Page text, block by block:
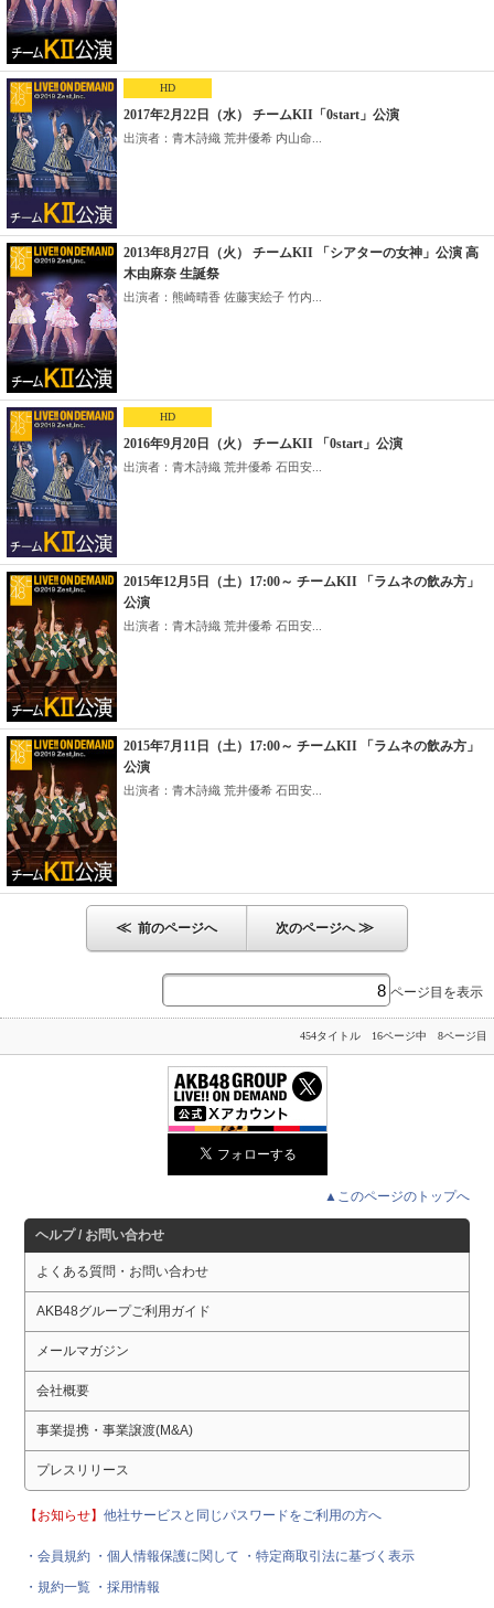
HD
2017年2月22日（水） チームKII「0start」公演
出演者：青木詩織 荒井優希 内山命...
2013年8月27日（火） チームKII 「シアターの女神」公演 高
木由麻奈 生誕祭
出演者：熊崎晴香 佐藤実絵子 竹内...
HD
2016年9月20日（火） チームKII 「0start」公演
出演者：青木詩織 荒井優希 石田安...
2015年12月5日（土）17:00～ チームKII 「ラムネの飲み方」
公演
出演者：青木詩織 荒井優希 石田安...
2015年7月11日（土）17:00～ チームKII 「ラムネの飲み方」
公演
出演者：青木詩織 荒井優希 石田安...
≪ 前のページへ 次のページへ≫
ページ目を表示
454タイトル 16ページ中 8ページ目
▲このページのトップへ
ヘルプ / お問い合わせ
よくある質問・お問い合わせ
AKB48グループご利用ガイド
メールマガジン
会社概要
事業提携・事業譲渡(M&A)
プレスリリース
【お知らせ】他社サービスと同じパスワードをご利用の方へ
・会員規約 ・個人情報保護に関して
・特定商取引法に基づく表示
・規約一覧 ・採用情報